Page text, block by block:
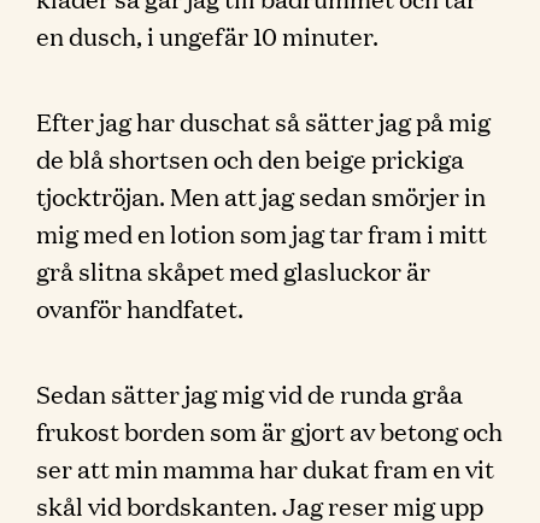
en dusch, i ungefär 10 minuter.
Efter jag har duschat så sätter jag på mig
de blå shortsen och den beige prickiga
tjocktröjan. Men att jag sedan smörjer in
mig med en lotion som jag tar fram i mitt
grå slitna skåpet med glasluckor är
ovanför handfatet.
Sedan sätter jag mig vid de runda gråa
frukost borden som är gjort av betong och
ser att min mamma har dukat fram en vit
skål vid bordskanten. Jag reser mig upp